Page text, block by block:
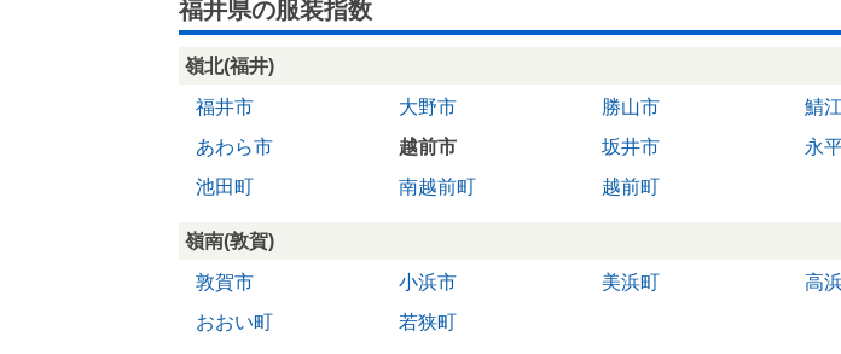
福井県の服装指数
嶺北(福井)
福井市
大野市 勝山市
鯖
あわら市
越前市 坂井市
永
池田町
南越前町 越前町
嶺南(敦賀)
敦賀市
小浜市 美浜町
高
おおい町
若狭町